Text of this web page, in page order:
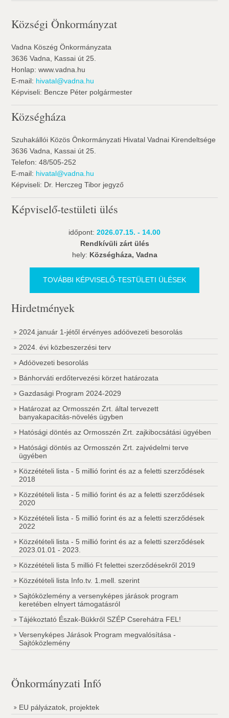
Községi Önkormányzat
Vadna Köszég Önkormányzata
3636 Vadna, Kassai út 25.
Honlap: www.vadna.hu
E-mail: hivatal@vadna.hu
Képviseli: Bencze Péter polgármester
Községháza
Szuhakállói Közös Önkormányzati Hivatal Vadnai Kirendeltsége
3636 Vadna, Kassai út 25.
Telefon: 48/505-252
E-mail: hivatal@vadna.hu
Képviseli: Dr. Herczeg Tibor jegyző
Képviselő-testületi ülés
időpont: 2026.07.15. - 14.00
Rendkívüli zárt ülés
hely: Községháza, Vadna
TOVÁBBI KÉPVISELŐ-TESTÜLETI ÜLÉSEK
Hirdetmények
2024.január 1-jétől érvényes adóövezeti besorolás
2024. évi közbeszerzési terv
Adóövezeti besorolás
Bánhorváti erdőtervezési körzet határozata
Gazdasági Program 2024-2029
Határozat az Ormosszén Zrt. által tervezett
banyakapacitás-növelés ügyben
Hatósági döntés az Ormosszén Zrt. zajkibocsátási ügyében
Hatósági döntés az Ormosszén Zrt. zajvédelmi terve
ügyében
Közzétételi lista - 5 millió forint és az a feletti szerződések
2018
Közzétételi lista - 5 millió forint és az a feletti szerződések
2020
Közzétételi lista - 5 millió forint és az a feletti szerződések
2022
Közzétételi lista - 5 millió forint és az a feletti szerződések
2023.01.01 - 2023.
Közzétételi lista 5 millió Ft felettei szerződésekről 2019
Közzétételi lista Info.tv. 1.mell. szerint
Sajtóközlemény a versenyképes járások program
keretében elnyert támogatásról
Tájékoztató Észak-Bükkről SZÉP Cserehátra FEL!
Versenyképes Járások Program megvalósítása -
Sajtóközlemény
Önkormányzati Infó
EU pályázatok, projektek